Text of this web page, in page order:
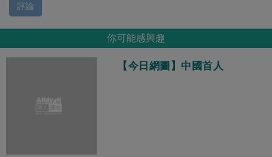
評論
你可能感興趣
【今日網圖】中國首人